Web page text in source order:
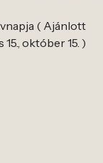
( Ajánlott
15., október 15. )